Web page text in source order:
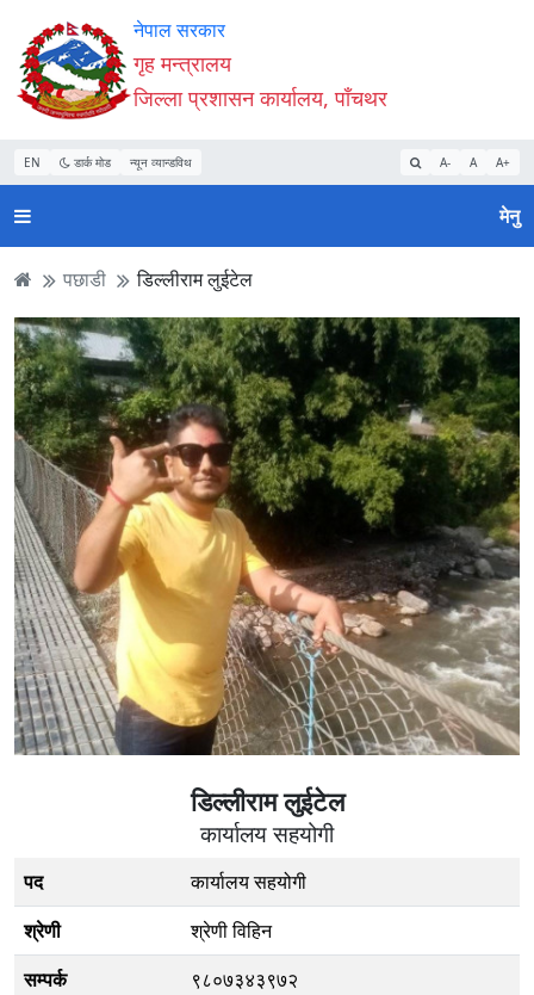
Accessibility
Mode
सुरु
गर्नुहोस्
सामाग्री
पढ्नुहाेस्
नेभिगेसन
पढ्नुहाेस्
वेबसाइट
खोजमा
जानुहोस्
नेपाल सरकार
गृह मन्त्रालय
जिल्ला प्रशासन कार्यालय, पाँचथर
EN डार्क मोड न्यून व्यान्डविथ A- A A+
मेनु
पछाडी डिल्लीराम लुईटेल
डिल्लीराम लुईटेल
कार्यालय सहयोगी
पद
कार्यालय सहयोगी
श्रेणी
श्रेणी विहिन
सम्पर्क
९८०७३४३९७२